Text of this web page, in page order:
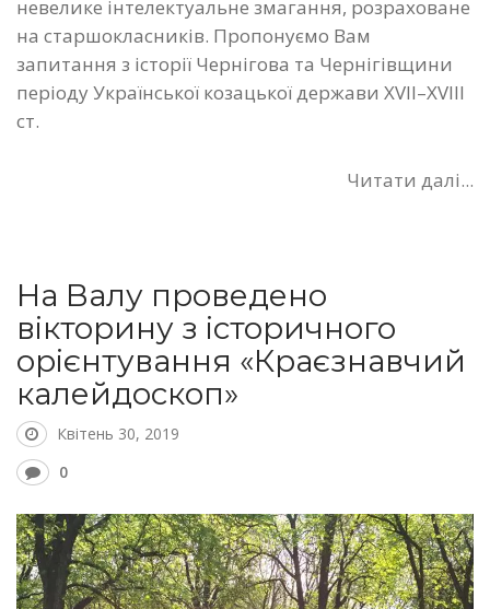
невелике інтелектуальне змагання, розраховане
на старшокласників. Пропонуємо Вам
запитання з історії Чернігова та Чернігівщини
періоду Української козацької держави XVII–XVIII
ст.
Читати далі...
На Валу проведено
вікторину з історичного
орієнтування «Краєзнавчий
калейдоскоп»
Квітень 30, 2019
0